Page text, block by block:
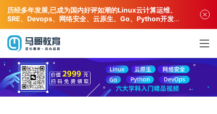
历经多年发展,已成为国内好评如潮的Linux云计算运维、
SRE、Devops、网络安全、云原生、Go、Python开发专
业人才培训机构!